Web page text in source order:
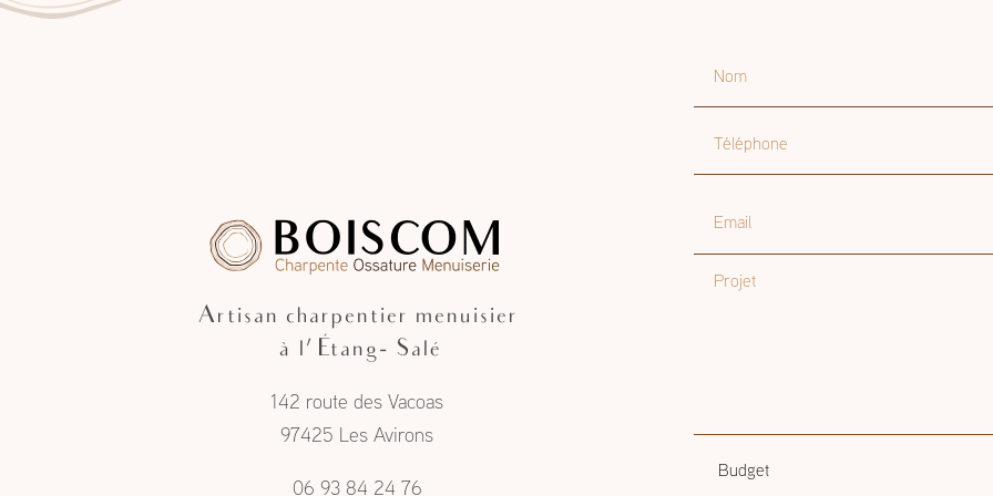
Artisan charpentier menuisier
à l'Étang- Salé
142 route des Vacoas
97425 Les Avirons
06 93 84 24 76
Nom
Téléphone
Email
Projet
Budget
Budget estimatif